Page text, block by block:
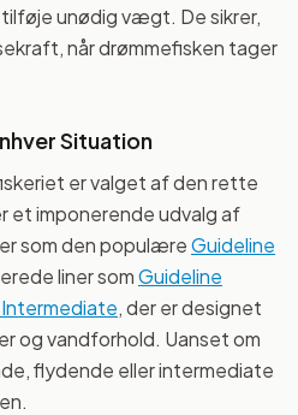
unødig vægt. De sikrer,
når drømmefisken tager
Situation
er valget af den rette
et imponerende udvalg af
som den populæreGuideline
liner somGuideline
, der er designet
og vandforhold. Uanset om
flydende eller intermediate